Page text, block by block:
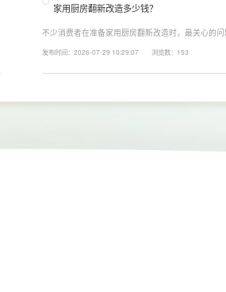
家用厨房翻新改造多少钱？
不少消费者在准备家用厨房翻新改造时，最关心的
围、空间面积、材料品质、功能配置以及是否更换橱
发布时间：2026-07-29 10:29:07 浏览数：153